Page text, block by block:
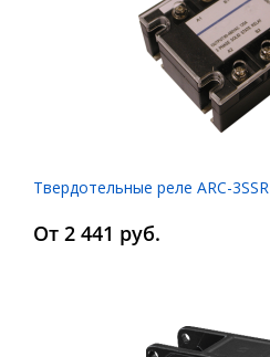
Твердотельные реле ARC-3SSR
От 2 441 руб.